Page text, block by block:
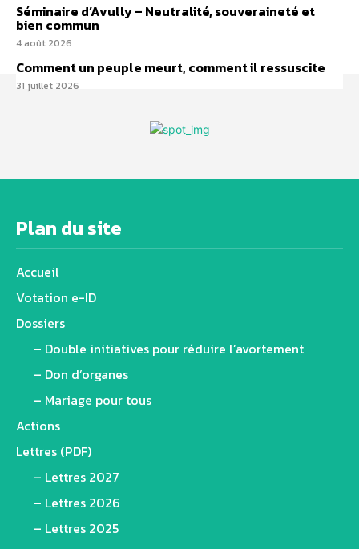
Séminaire d’Avully – Neutralité, souveraineté et
bien commun
4 août 2026
Comment un peuple meurt, comment il ressuscite
31 juillet 2026
Plan du site
Accueil
Votation e-ID
Dossiers
– Double initiatives pour réduire l’avortement
– Don d’organes
– Mariage pour tous
Actions
Lettres (PDF)
– Lettres 2027
– Lettres 2026
– Lettres 2025